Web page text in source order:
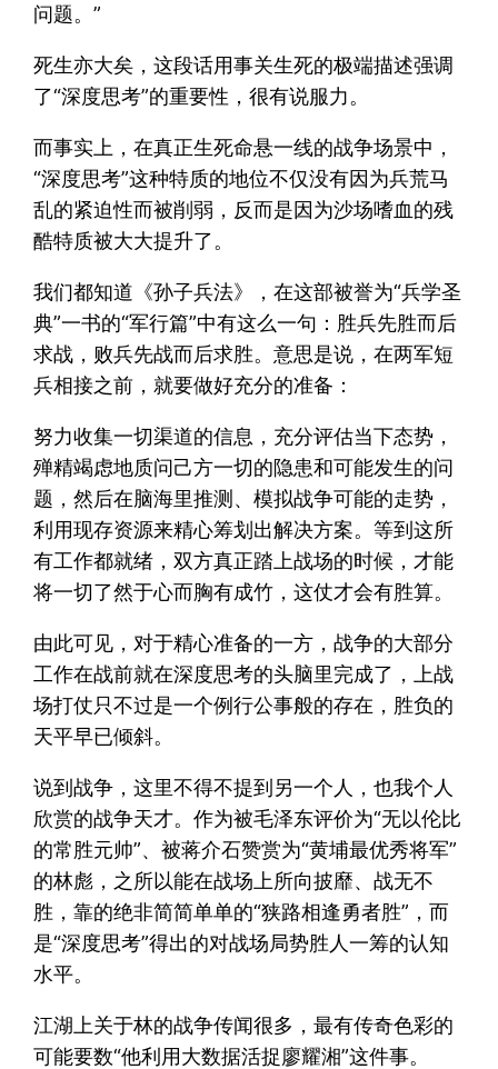
问题。”
死生亦大矣，这段话用事关生死的极端描述强调
了“深度思考”的重要性，很有说服力。
而事实上，在真正生死命悬一线的战争场景中，
“深度思考”这种特质的地位不仅没有因为兵荒马
乱的紧迫性而被削弱，反而是因为沙场嗜血的残
酷特质被大大提升了。
我们都知道《孙子兵法》，在这部被誉为“兵学圣
典”一书的“军行篇”中有这么一句：胜兵先胜而后
求战，败兵先战而后求胜。意思是说，在两军短
兵相接之前，就要做好充分的准备：
努力收集一切渠道的信息，充分评估当下态势，
殚精竭虑地质问己方一切的隐患和可能发生的问
题，然后在脑海里推测、模拟战争可能的走势，
利用现存资源来精心筹划出解决方案。等到这所
有工作都就绪，双方真正踏上战场的时候，才能
将一切了然于心而胸有成竹，这仗才会有胜算。
由此可见，对于精心准备的一方，战争的大部分
工作在战前就在深度思考的头脑里完成了，上战
场打仗只不过是一个例行公事般的存在，胜负的
天平早已倾斜。
说到战争，这里不得不提到另一个人，也我个人
欣赏的战争天才。作为被毛泽东评价为“无以伦比
的常胜元帅”、被蒋介石赞赏为“黄埔最优秀将军”
的林彪，之所以能在战场上所向披靡、战无不
胜，靠的绝非简简单单的“狭路相逢勇者胜”，而
是“深度思考”得出的对战场局势胜人一筹的认知
水平。
江湖上关于林的战争传闻很多，最有传奇色彩的
可能要数“他利用大数据活捉廖耀湘”这件事。